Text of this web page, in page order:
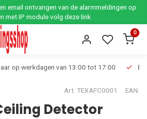
email ontvangen van de alarmmeldingen op
met IP module volg deze link
0
op werkdagen van 13:00 tot 17:00
Art: TEXAFC0001 EAN:
Detector